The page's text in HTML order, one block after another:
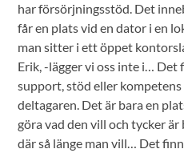
har försörjningsstöd. Det
får en plats vid en dator i en
man sitter i ett öppet
Erik, -lägger vi oss inte i… Det
support, stöd eller
deltagaren. Det är bara en
göra vad den vill och tycker
där så länge man vill… Det